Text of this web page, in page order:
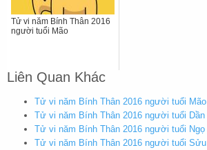
Tử vi năm Bính Thân 2016
người tuổi Mão
Liên Quan Khác
Tử vi năm Bính Thân 2016 người tuổi Mão
Tử vi năm Bính Thân 2016 người tuổi Dần
Tử vi năm Bính Thân 2016 người tuổi Ngọ
Tử vi năm Bính Thân 2016 người tuổi Sửu